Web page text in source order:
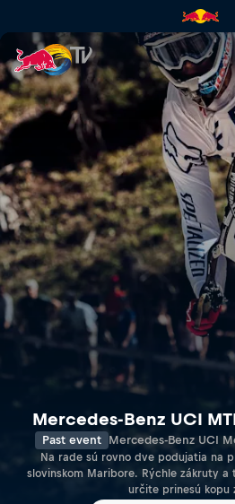
Mercedes
Mercedes-Benz UCI
Past event Mercedes-Benz UCI
Na rade sú rovno dve podujatia na
slovinskom Maribore. Rýchle zákruty
určite prinesú kopu